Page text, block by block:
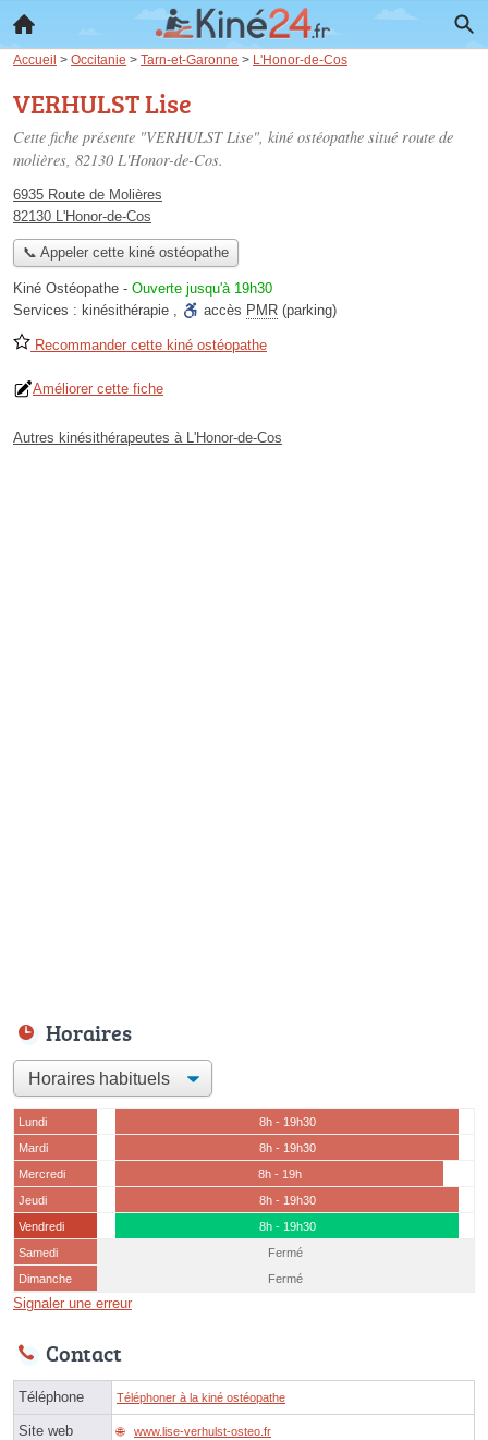
Accueil > Occitanie > Tarn-et-Garonne > L'Honor-de-Cos
VERHULST Lise
Cette fiche présente "VERHULST Lise", kiné ostéopathe situé route de
molières, 82130 L'Honor-de-Cos.
6935 Route de Molières
82130 L'Honor-de-Cos
📞 Appeler cette kiné ostéopathe
Kiné Ostéopathe - Ouverte jusqu'à 19h30
Services : kinésithérapie , accès PMR (parking)
Recommander cette kiné ostéopathe
Améliorer cette fiche
Autres kinésithérapeutes à L'Honor-de-Cos
Horaires
Lundi
8h - 19h30
Mardi
8h - 19h30
Mercredi
8h - 19h
Jeudi
8h - 19h30
Vendredi
8h - 19h30
Samedi
Fermé
Dimanche
Fermé
Signaler une erreur
Contact
Téléphone Téléphoner à la kiné ostéopathe
Site web www.lise-verhulst-osteo.fr